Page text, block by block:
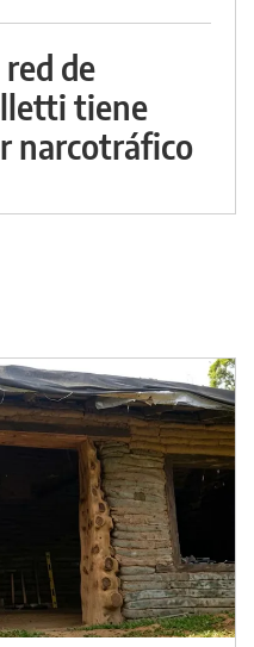
de
tiene
narcotráfico